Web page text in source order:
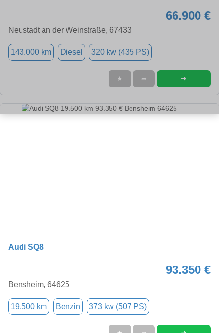
66.900 €
Neustadt an der Weinstraße, 67433
143.000 km Diesel 320 kw (435 PS)
★ ➦ ➜
Audi SQ8
93.350 €
Bensheim, 64625
19.500 km Benzin 373 kw (507 PS)